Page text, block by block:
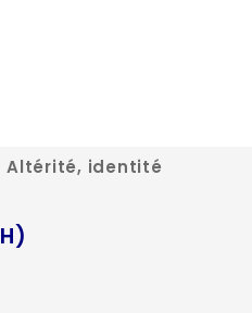
Altérité, identité